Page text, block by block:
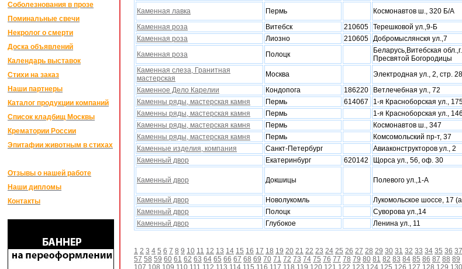
Соболезнования в прозе
Поминальные свечи
Некролог о смерти
Доска объявлений
Календарь выставок
Стихи на заказ
Наши партнеры
Каталог продукции компаний
Список кладбищ Москвы
Крематории России
Эпитафии животным в стихах
Отзывы о нашей работе
Наши дипломы
Контакты
Каменная лавка
Пермь Космонавтов ш., 320 Б/А
Каменная роза
Витебск 210605 Терешковой ул.,9-Б
Каменная роза
Лиозно 210605 Добромыслянскя ул.,7
Каменная роза
Полоцк
Беларусь,Витебская
Пресвятой Богородицы
Каменная слеза, Гранитная
мастерская
Москва Электродная ул., 2, стр. 28
Каменное Дело Карелии
Кондопога 186220 Ветлечебная ул., 72
Каменны ряды, мастерская камня
Пермь 614067 1-я Красноборская ул.,
Каменны ряды, мастерская камня
Пермь 1-я Красноборская ул.,
Каменны ряды, мастерская камня
Пермь Космонавтов ш., 347
Каменны ряды, мастерская камня
Пермь Комсомольский пр-т, 37
Каменные изделия, компания
Санкт-Петербург Авиаконструкторов ул., 2
Каменный двор
Екатеринбург 620142 Щорса ул., 56, оф. 30
Каменный двор Докшицы Полевого ул.,1-А
Каменный двор
Новолукомль Лукомольское шоссе, 17
Каменный двор
Полоцк Суворова ул.,14
Каменный двор
Глубокое Ленина ул., 11
1 2 3 4 5 6 7 8 9 10 11 12 13 14 15 16 17 18 19 20 21 22 23 24 25 26 27 28 29 30 31 32 33 34 35 36 37
57 58 59 60 61 62 63 64 65 66 67 68 69 70 71 72 73 74 75 76 77 78 79 80 81 82 83 84 85 86 87 88 89
107 108 109 110 111 112 113 114 115 116 117 118 119 120 121 122 123 124 125 126 127 128 129 130